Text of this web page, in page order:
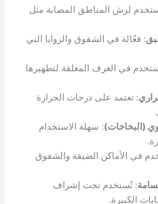
لرش المناطق المصابة مثل
: فعّالة في الشقوق والزوايا التي
في الغرف المغلقة لتطهيرها
: تعتمد على درجات الحرارة
(البخاخات): سهلة الاستخدام
في الأماكن الضيقة والشقوق
: تُستخدم تحت إشراف
الكبيرة.